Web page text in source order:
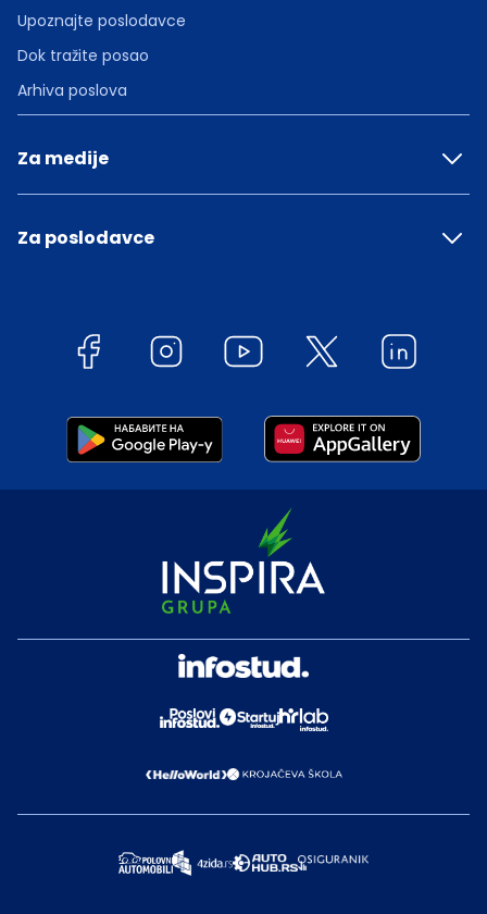
Upoznajte poslodavce
Dok tražite posao
Arhiva poslova
Za medije
Za poslodavce